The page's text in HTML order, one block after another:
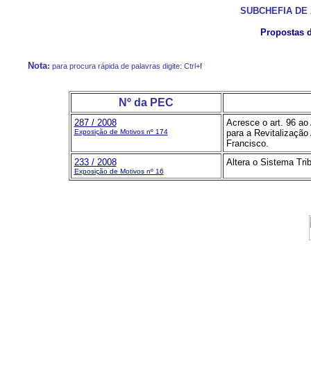
SUBCHEFIA DE
Propostas
Nota: para procura rápida de palavras digite: Ctrl+f
Nº da PEC
287 / 2008
Exposição de Motivos nº 174
Acresce o art. 96
para a
Francisco.
233 / 2008
Exposição de Motivos nº 16
Altera o Sistema